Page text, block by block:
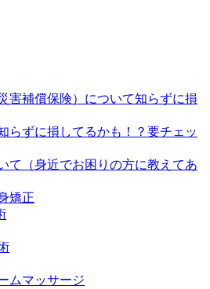
害補償保険）について知らずに損
らずに損してるかも！？要チェッ
て（身近でお困りの方に教えてあ
矯正
ムマッサージ